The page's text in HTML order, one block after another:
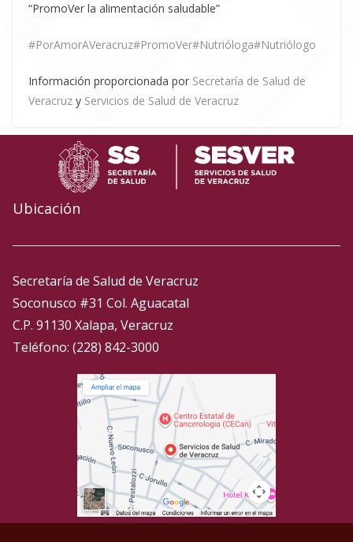
“PromoVer la alimentación saludable”
#PorAmorAVeracruz#PromoVer#Nutrióloga#Nutriólogo
Información proporcionada por Secretaría de Salud de
Veracruz y Servicios de Salud de Veracruz
Ubicación
Secretaría de Salud de Veracruz
Soconusco #31 Col. Aguacatal
C.P. 91130 Xalapa, Veracruz
Teléfono: (228) 842-3000